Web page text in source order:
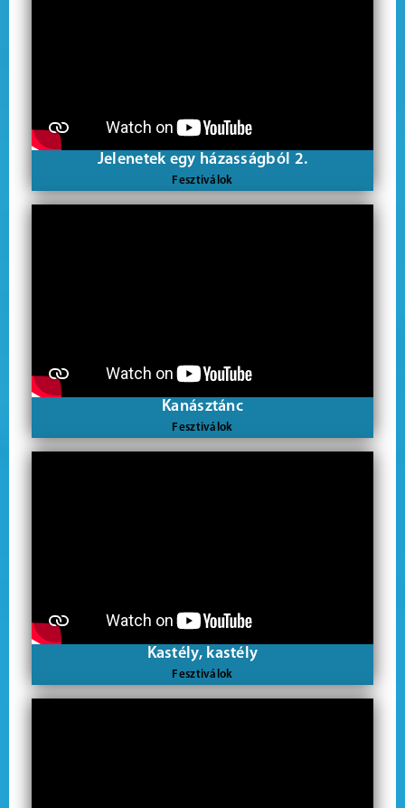
Jelenetek egy házasságból 2.
Fesztiválok
Kanásztánc
Fesztiválok
Kastély, kastély
Fesztiválok